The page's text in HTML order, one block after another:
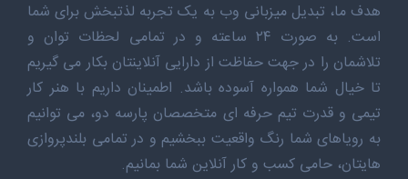
هدف ما، تبدیل میزبانی وب به یک تجربه لذتبخش برای شما
است. به صورت ۲۴ ساعته و در تمامی لحظات توان و
تلاشمان را در جهت حفاظت از دارایی آنلاینتان بکار می گیریم
تا خیال شما همواره آسوده باشد. اطمینان داریم با هنر کار
تیمی و قدرت تیم حرفه ای متخصصان پارسه دو، می توانیم
به رویاهای شما رنگ واقعیت ببخشیم و در تمامی بلندپروازی
هایتان، حامی کسب و کار آنلاین شما بمانیم.